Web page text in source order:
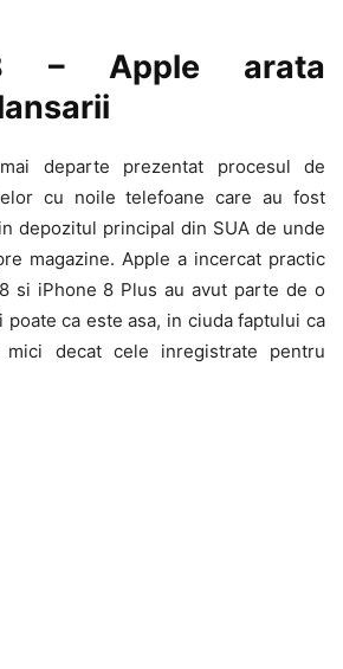
– Apple arata
departe prezentat procesul de
cu noile telefoane care au fost
depozitul principal din SUA de unde
magazine. Apple a incercat practic
si iPhone 8 Plus au avut parte de o
poate ca este asa, in ciuda faptului ca
decat cele inregistrate pentru